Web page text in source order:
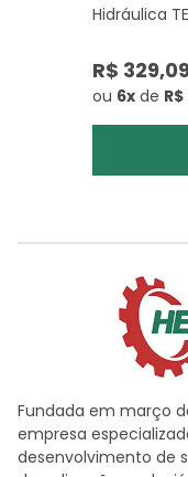
Hidráulica
R$ 329,09
ou 6x de
Fundada em março
empresa
desenvolvimento de